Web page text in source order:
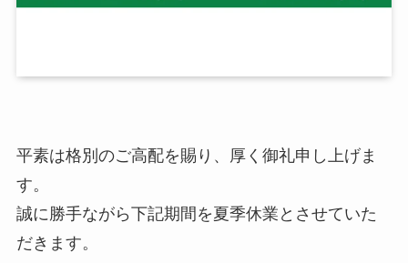
平素は格別のご高配を賜り、厚く御礼申し上げま
す。
誠に勝手ながら下記期間を夏季休業とさせていた
だきます。